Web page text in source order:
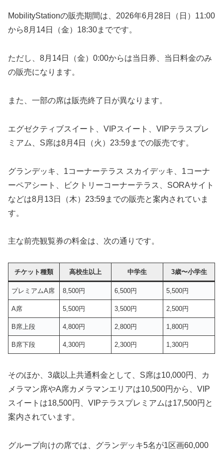
MobilityStationの販売期間は、2026年6月28日（日）11:00
から8月14日（金）18:30までです。
ただし、8月14日（金）0:00からは当日券、当日料金のみ
の販売になります。
また、一部の席は販売終了日が異なります。
エグゼクティブスイート、VIPスイート、VIPテラスプレ
ミアム、S席は8月4日（火）23:59までの販売です。
グランデッキ、1コーナーテラス スカイデッキ、1コーナ
ーペアシート、ビクトリーコーナーテラス、SORAサイト
などは8月13日（木）23:59までの販売と案内されていま
す。
主な前売観覧券の料金は、次の通りです。
チケット種類 高校生以上 中学生 3歳〜小学生
プレミアムA席 8,500円 6,500円 5,500円
A席 5,500円 3,500円 2,500円
B席上段 4,800円 2,800円 1,800円
B席下段 4,300円 2,300円 1,300円
そのほか、3歳以上共通料金として、S席は10,000円、カ
メラマン席やA席カメラマンエリアは10,500円から、VIP
スイートは18,500円、VIPテラスプレミアムは17,500円と
案内されています。
グループ向けの席では、グランデッキ5名が1区画60,000